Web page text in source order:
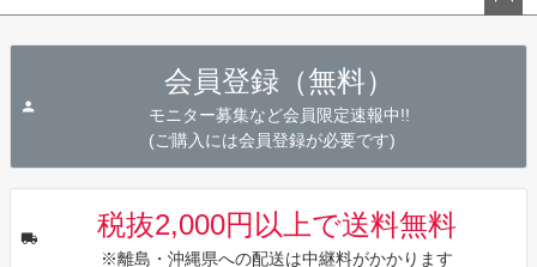
会員登録（無料）
モニター募集など会員限定速報中!!
(ご購入には会員登録が必要です)
税抜2,000円以上で送料無料
※離島・沖縄県への配送は中継料がかかります